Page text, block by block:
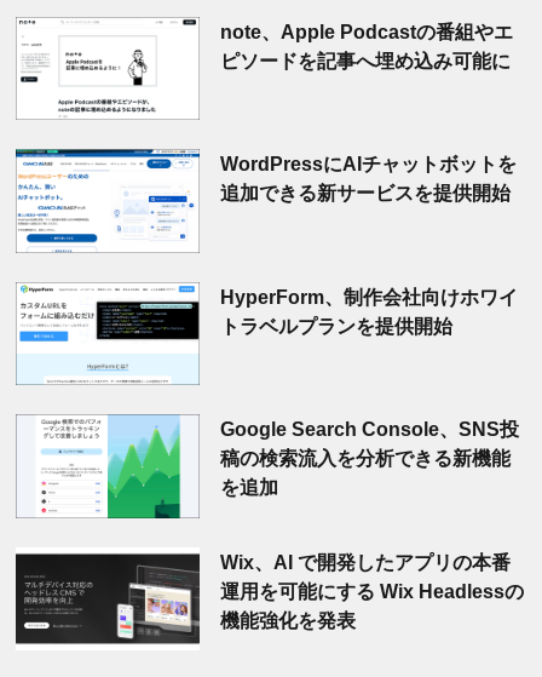
note、Apple Podcastの番組やエ
ピソードを記事へ埋め込み可能に
WordPressにAIチャットボットを
追加できる新サービスを提供開始
HyperForm、制作会社向けホワイ
トラベルプランを提供開始
Google Search Console、SNS投
稿の検索流入を分析できる新機能
を追加
Wix、AI で開発したアプリの本番
運用を可能にする Wix Headlessの
機能強化を発表